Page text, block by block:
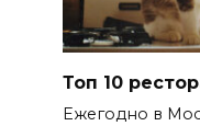
Топ 10
Ежегодно в